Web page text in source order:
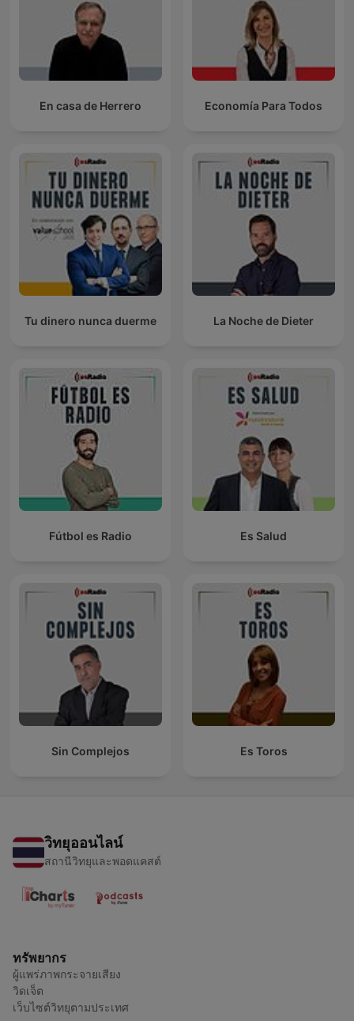
En casa de Herrero Economía Para Todos
Tu dinero nunca duerme La Noche de Dieter
Fútbol es Radio Es Salud
Sin Complejos Es Toros
วิทยุออนไลน์
สถานีวิทยุและพอดแคสต์
ทรัพยากร
ผู้แพร่ภาพกระจายเสียง
วิดเจ็ต
เว็บไซต์วิทยุตามประเทศ